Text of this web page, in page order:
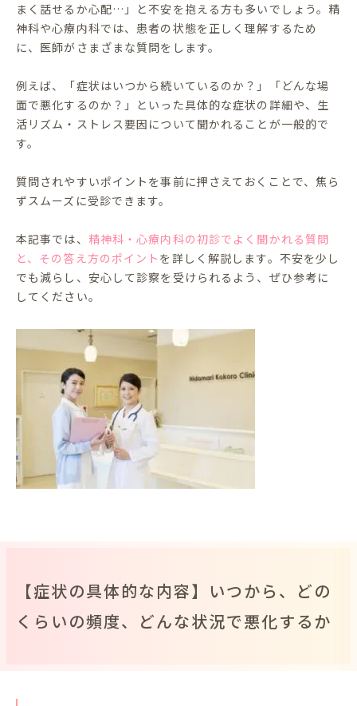
まく話せるか心配…」と不安を抱える方も多いでしょう。精
神科や心療内科では、患者の状態を正しく理解するため
に、医師がさまざまな質問をします。
例えば、「症状はいつから続いているのか？」「どんな場
面で悪化するのか？」といった具体的な症状の詳細や、生
活リズム・ストレス要因について聞かれることが一般的で
す。
質問されやすいポイントを事前に押さえておくことで、焦ら
ずスムーズに受診できます。
本記事では、 精神科・心療内科の初診でよく聞かれる質問
と、その答え方のポイント を詳しく解説します。不安を少し
でも減らし、安心して診察を受けられるよう、ぜひ参考に
してください。
【症状の具体的な内容】いつから、どの
くらいの頻度、どんな状況で悪化するか